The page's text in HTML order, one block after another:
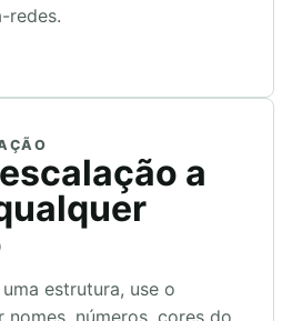
redes.
a
estrutura, use o